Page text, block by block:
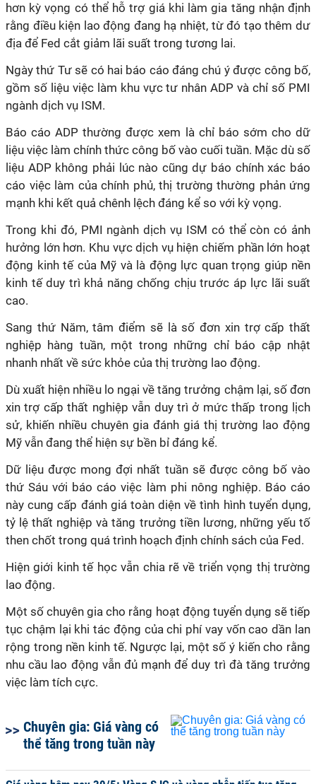
hơn kỳ vọng có thể hỗ trợ giá khi làm gia tăng nhận định
rằng điều kiện lao động đang hạ nhiệt, từ đó tạo thêm dư
địa để Fed cắt giảm lãi suất trong tương lai.
Ngày thứ Tư sẽ có hai báo cáo đáng chú ý được công bố,
gồm số liệu việc làm khu vực tư nhân ADP và chỉ số PMI
ngành dịch vụ ISM.
Báo cáo ADP thường được xem là chỉ báo sớm cho dữ
liệu việc làm chính thức công bố vào cuối tuần. Mặc dù số
liệu ADP không phải lúc nào cũng dự báo chính xác báo
cáo việc làm của chính phủ, thị trường thường phản ứng
mạnh khi kết quả chênh lệch đáng kể so với kỳ vọng.
Trong khi đó, PMI ngành dịch vụ ISM có thể còn có ảnh
hưởng lớn hơn. Khu vực dịch vụ hiện chiếm phần lớn hoạt
động kinh tế của Mỹ và là động lực quan trọng giúp nền
kinh tế duy trì khả năng chống chịu trước áp lực lãi suất
cao.
Sang thứ Năm, tâm điểm sẽ là số đơn xin trợ cấp thất
nghiệp hàng tuần, một trong những chỉ báo cập nhật
nhanh nhất về sức khỏe của thị trường lao động.
Dù xuất hiện nhiều lo ngại về tăng trưởng chậm lại, số đơn
xin trợ cấp thất nghiệp vẫn duy trì ở mức thấp trong lịch
sử, khiến nhiều chuyên gia đánh giá thị trường lao động
Mỹ vẫn đang thể hiện sự bền bỉ đáng kể.
Dữ liệu được mong đợi nhất tuần sẽ được công bố vào
thứ Sáu với báo cáo việc làm phi nông nghiệp. Báo cáo
này cung cấp đánh giá toàn diện về tình hình tuyển dụng,
tỷ lệ thất nghiệp và tăng trưởng tiền lương, những yếu tố
then chốt trong quá trình hoạch định chính sách của Fed.
Hiện giới kinh tế học vẫn chia rẽ về triển vọng thị trường
lao động.
Một số chuyên gia cho rằng hoạt động tuyển dụng sẽ tiếp
tục chậm lại khi tác động của chi phí vay vốn cao dần lan
rộng trong nền kinh tế. Ngược lại, một số ý kiến cho rằng
nhu cầu lao động vẫn đủ mạnh để duy trì đà tăng trưởng
việc làm tích cực.
Chuyên gia: Giá vàng có
thể tăng trong tuần này